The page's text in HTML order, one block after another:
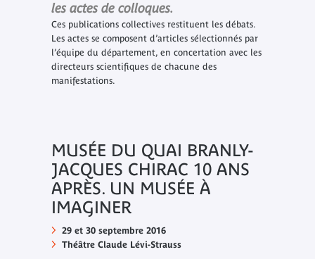
les actes de colloques.
Ces publications collectives restituent les débats.
Les actes se composent d’articles sélectionnés par
l’équipe du département, en concertation avec les
directeurs scientifiques de chacune des
manifestations.
MUSÉE DU QUAI BRANLY-
JACQUES CHIRAC 10 ANS
APRÈS. UN MUSÉE À
IMAGINER
29 et 30 septembre 2016
Théâtre Claude Lévi-Strauss